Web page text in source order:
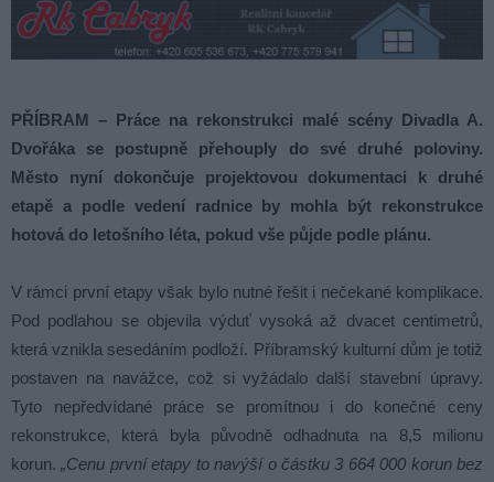
PŘÍBRAM – Práce na rekonstrukci malé scény Divadla A.
Dvořáka se postupně přehouply do své druhé poloviny.
Město nyní dokončuje projektovou dokumentaci k druhé
etapě a podle vedení radnice by mohla být rekonstrukce
hotová do letošního léta, pokud vše půjde podle plánu.
V rámci první etapy však bylo nutné řešit i nečekané komplikace.
Pod podlahou se objevila výduť vysoká až dvacet centimetrů,
která vznikla sesedáním podloží. Příbramský kulturní dům je totiž
postaven na navážce, což si vyžádalo další stavební úpravy.
Tyto nepředvídané práce se promítnou i do konečné ceny
rekonstrukce, která byla původně odhadnuta na 8,5 milionu
korun.„Cenu první etapy to navýší o částku 3 664 000 korun bez